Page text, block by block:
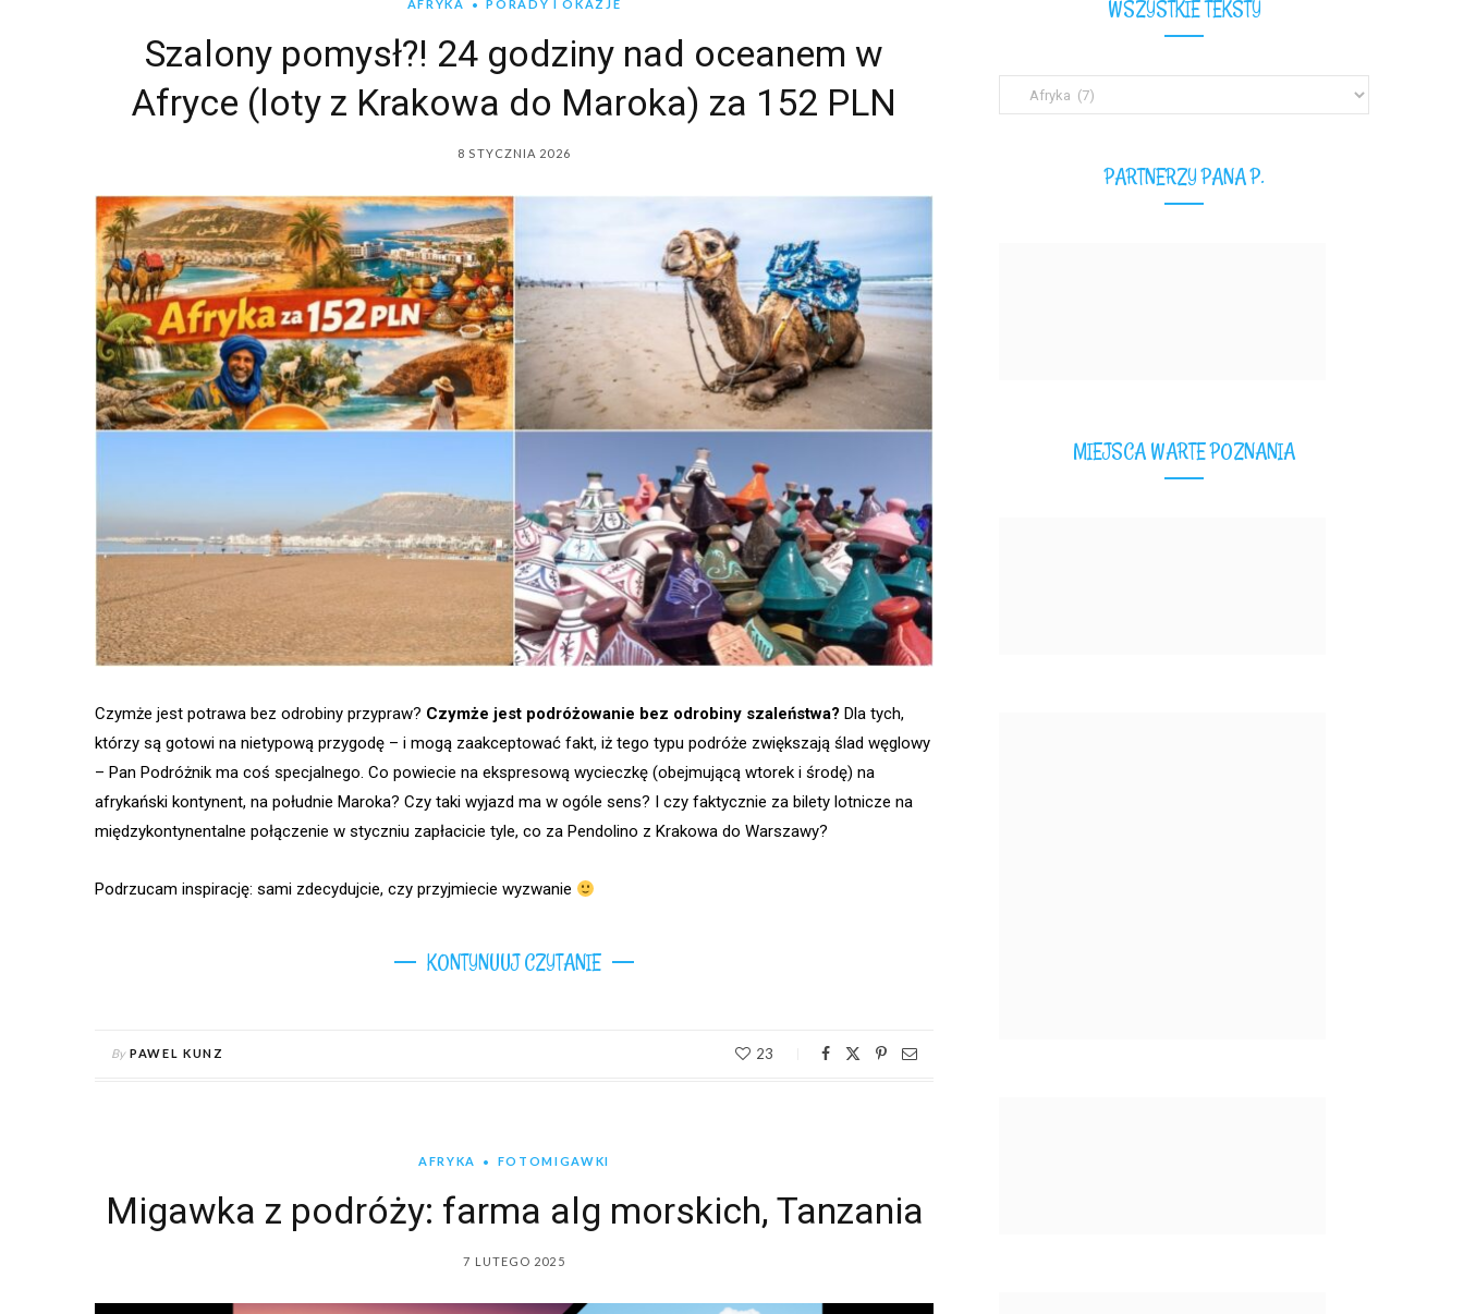
AFRYKA PORADY I OKAZJE
Szalony pomysł?! 24 godziny nad oceanem w
Afryce (loty z Krakowa do Maroka) za 152 PLN
8 STYCZNIA 2026
Czymże jest potrawa bez odrobiny przypraw? Czymże jest podróżowanie bez odrobiny szaleństwa? Dla tych,
którzy są gotowi na nietypową przygodę – i mogą zaakceptować fakt, iż tego typu podróże zwiększają ślad węglowy
– Pan Podróżnik ma coś specjalnego. Co powiecie na ekspresową wycieczkę (obejmującą wtorek i środę) na
afrykański kontynent, na południe Maroka? Czy taki wyjazd ma w ogóle sens? I czy faktycznie za bilety lotnicze na
międzykontynentalne połączenie w styczniu zapłacicie tyle, co za Pendolino z Krakowa do Warszawy?
Podrzucam inspirację: sami zdecydujcie, czy przyjmiecie wyzwanie
KONTYNUUJ CZYTANIE
By PAWEL KUNZ 23
AFRYKA FOTOMIGAWKI
Migawka z podróży: farma alg morskich, Tanzania
7 LUTEGO 2025
WSZYSTKIE TEKSTY
Wszystkie
teksty
PARTNERZY PANA P.
MIEJSCA WARTE POZNANIA